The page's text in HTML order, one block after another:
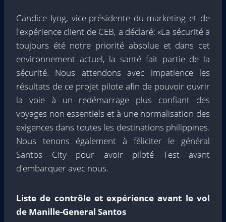
Candice Iyog, vice-présidente du marketing et de
l'expérience client de CEB, a déclaré: «La sécurité a
toujours été notre priorité absolue et dans cet
environnement actuel, la santé fait partie de la
sécurité. Nous attendons avec impatience les
résultats de ce projet pilote afin de pouvoir ouvrir
la voie à un redémarrage plus confiant des
voyages non essentiels et à une normalisation des
exigences dans toutes les destinations philippines.
Nous tenons également à féliciter le général
Santos City pour avoir piloté Test avant
d'embarquer avec nous.
Liste de contrôle et expérience avant le vol
de Manille-General Santos